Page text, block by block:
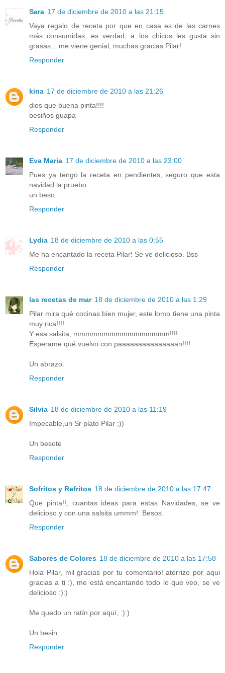
Sara 17 de diciembre de 2010 a las 21:15
Vaya regalo de receta por que en casa es de las carnes
más consumidas, es verdad, a los chicos les gusta sin
grasas... me viene genial, muchas gracias Pilar!
Responder
kina 17 de diciembre de 2010 a las 21:26
dios que buena pinta!!!!
besiños guapa
Responder
Eva Maria 17 de diciembre de 2010 a las 23:00
Pues ya tengo la receta en pendientes, seguro que esta
navidad la pruebo.
un beso.
Responder
Lydia 18 de diciembre de 2010 a las 0:55
Me ha encantado la receta Pilar! Se ve delicioso. Bss
Responder
las recetas de mar 18 de diciembre de 2010 a las 1:29
Pilar mira qué cocinas bien mujer, este lomo tiene una pinta
muy rica!!!!
Y esa salsita, mmmmmmmmmmmmmmmm!!!!
Esperame qué vuelvo con paaaaaaaaaaaaaaan!!!!
Un abrazo.
Responder
Silvia 18 de diciembre de 2010 a las 11:19
Impecable,un Sr plato Pilar ;))
Un besote
Responder
Sofritos y Refritos 18 de diciembre de 2010 a las 17:47
Que pinta!!, cuantas ideas para estas Navidades, se ve
delicioso y con una salsita ummm!. Besos.
Responder
Sabores de Colores 18 de diciembre de 2010 a las 17:58
Hola Pilar, mil gracias por tu comentario! aterrizo por aqui
gracias a ti :), me está encantando todo lo que veo, se ve
delicioso :):)
Me quedo un ratín por aquí, :):)
Un besin
Responder